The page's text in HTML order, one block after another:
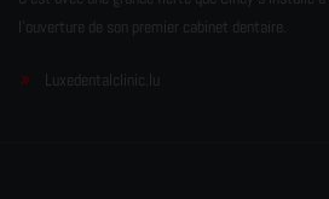
l'ouverture de son premier cabinet dentaire.
Luxedentalclinic.lu